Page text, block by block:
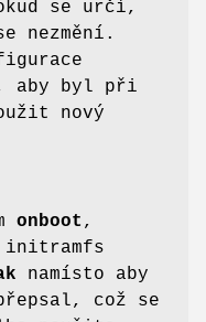
se určí,
nezmění.
aby byl při
nový
onboot ,
namísto aby
což se